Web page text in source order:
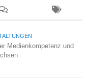
Medienkompetenz und